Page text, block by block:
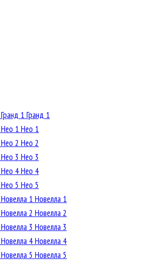
Гранд 1
Нео 1
Нео 2
Нео 3
Нео 4
Нео 5
Новелла 1
Новелла 2
Новелла 3
Новелла 4
Новелла 5